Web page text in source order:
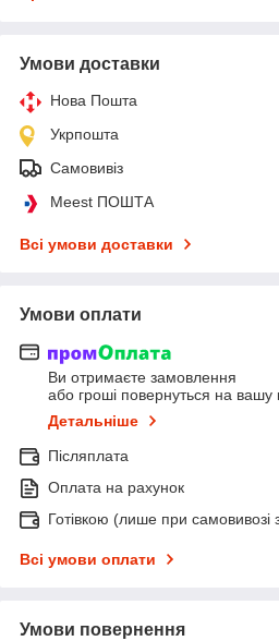
Умови доставки
Нова Пошта
Укрпошта
Самовивіз
Meest ПОШТА
Всі умови доставки
Умови оплати
Ви отримаєте замовлення
або гроші повернуться на вашу
Детальніше
Післяплата
Оплата на рахунок
Готівкою (лише при самовивозі
Всі умови оплати
Умови повернення